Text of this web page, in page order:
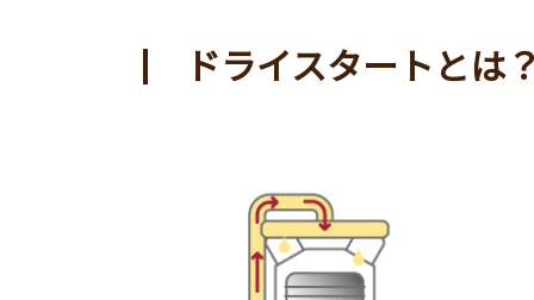
ドライスタートとは